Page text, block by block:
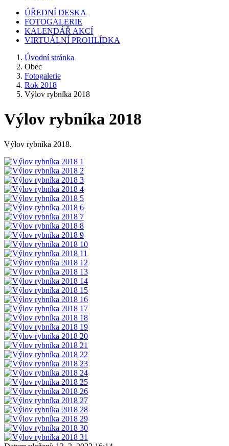
ÚŘEDNÍ DESKA
FOTOGALERIE
KALENDÁŘ AKCÍ
VIRTUÁLNÍ PROHLÍDKA
Úvodní stránka
Obec
Fotogalerie
Rok 2018
Výlov rybníka 2018
Výlov rybníka 2018
Výlov rybníka 2018.